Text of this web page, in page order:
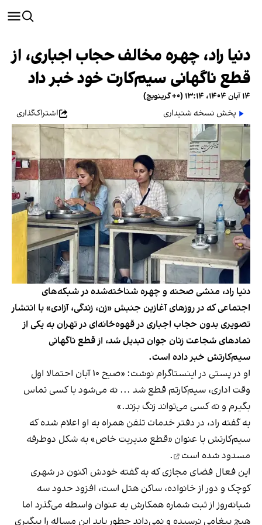
دنیا راد، چهره مخالف حجاب اجباری، از
قطع ناگهانی سیم‌کارت خود خبر داد
۱۴ آبان ۱۴۰۴، ۱۳:۱۴ (‎+۰ گرینویچ)
پخش نسخه شنیداری
اشتراک‌گذاری
دنیا راد، منشی صحنه و چهره شناخته‌شده‌ در شبکه‌های
اجتماعی که در روزهای آغازین جنبش «زن، زندگی، آزادی» با انتشار
تصویری بدون حجاب اجباری در قهوه‌خانه‌ای در تهران به یکی از
نمادهای شجاعت زنان جوان تبدیل شد، از قطع ناگهانی
سیم‌کارتش خبر داده است.
او در پستی در اینستاگرام نوشت: «صبح ۱۰ آبان احتمالا اول
وقت اداری، سیم‌کارتم قطع شد ... نه می‌شود با کسی تماس
بگیرم و نه کسی می‌تواند زنگ بزند.»
به گفته راد، در دفتر خدمات تلفن همراه به او اعلام شده که
سیم‌کارتش با عنوان «قطع مدیریت خاص» به شکل دوطرفه
مسدود شده است
.
این فعال فضای مجازی که به گفته خودش اکنون در شهری
کوچک و دور از خانواده، ساکن هتل است، افزود حدود سه
شبانه‌روز از ثبت شماره‌ همکارش به عنوان واسطه می‌گذرد اما
هیچ پیغامی نرسیده و نمی‌داند چطور باید این مساله را پیگیری